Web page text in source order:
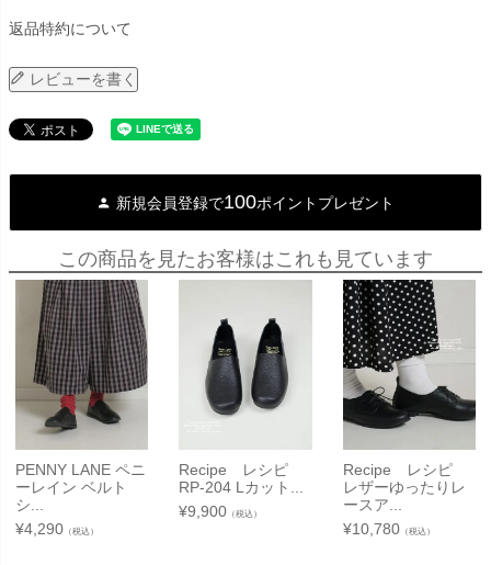
返品特約について
レビューを書く
新規会員登録で100ポイントプレゼント
この商品を見たお客様はこれも見ています
PENNY LANE ペニ
ーレイン ベルト
シ...
¥4,290 （税込）
Recipe レシピ
RP-204 Lカット...
¥9,900 （税込）
Recipe レシピ
レザーゆったりレ
ースア...
¥10,780（税込）